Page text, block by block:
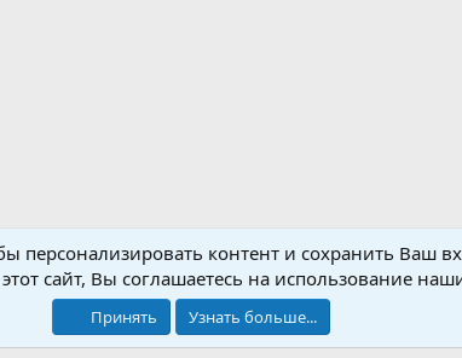
Обратная связь Условия и правила
контент и сохранить Ваш
сайт, Вы соглашаетесь на использование
Принять Узнать больше...